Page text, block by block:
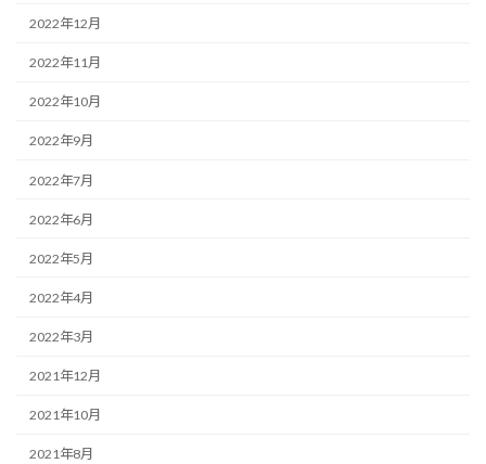
2022年12月
2022年11月
2022年10月
2022年9月
2022年7月
2022年6月
2022年5月
2022年4月
2022年3月
2021年12月
2021年10月
2021年8月